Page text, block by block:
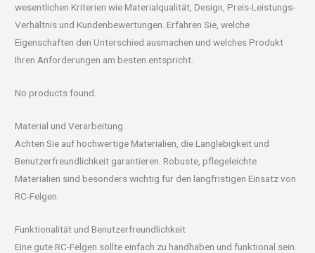
wesentlichen Kriterien wie Materialqualität, Design, Preis-Leistungs-
Verhältnis und Kundenbewertungen. Erfahren Sie, welche
Eigenschaften den Unterschied ausmachen und welches Produkt
Ihren Anforderungen am besten entspricht.
No products found.
Material und Verarbeitung
Achten Sie auf hochwertige Materialien, die Langlebigkeit und
Benutzerfreundlichkeit garantieren. Robuste, pflegeleichte
Materialien sind besonders wichtig für den langfristigen Einsatz von
RC-Felgen.
Funktionalität und Benutzerfreundlichkeit
Eine gute RC-Felgen sollte einfach zu handhaben und funktional sein.